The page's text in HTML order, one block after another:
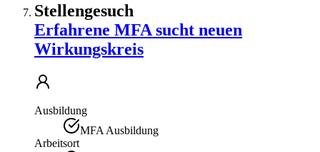
Stellengesuch
Erfahrene MFA sucht neuen
Wirkungskreis
Ausbildung
MFA Ausbildung
Arbeitsort